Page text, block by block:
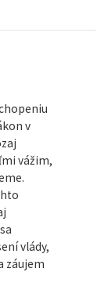
v
vážim,
vlády,
záujem